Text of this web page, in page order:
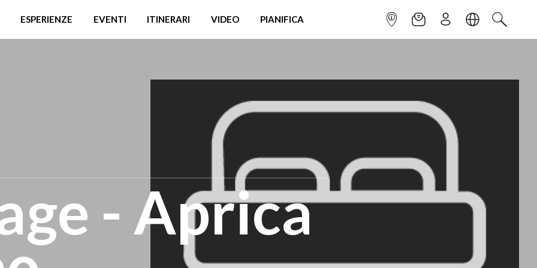
ESPERIENZE EVENTI ITINERARI VIDEO PIANIFICA INFOPOINTNEWSLETTER
ISCRIVITILINGUACERCA
- Aprica